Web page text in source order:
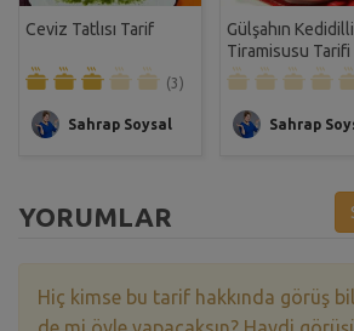
Ceviz Tatlısı Tarif
(3)
Sahrap Soysal
Gülşahın Kedidilli
Tiramisusu Tarifi
Sahrap
YORUMLAR
Hiç kimse bu tarif hakkında görüş